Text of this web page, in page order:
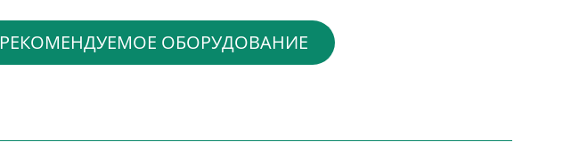
РЕКОМЕНДУЕМОЕ ОБОРУДОВАНИЕ